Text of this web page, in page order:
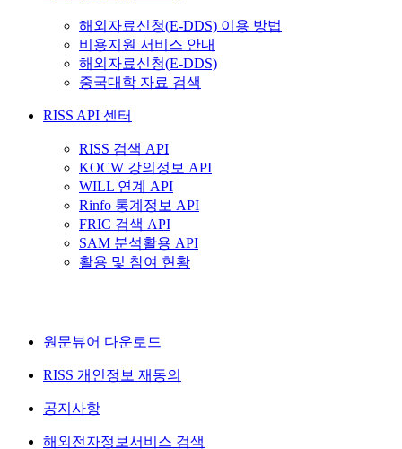
해외자료신청(E-DDS) 이용 방법
비용지원 서비스 안내
해외자료신청(E-DDS)
중국대학 자료 검색
RISS API 센터
RISS 검색 API
KOCW 강의정보 API
WILL 연계 API
Rinfo 통계정보 API
FRIC 검색 API
SAM 분석활용 API
활용 및 참여 현황
원문뷰어 다운로드
RISS 개인정보 재동의
공지사항
해외전자정보서비스 검색